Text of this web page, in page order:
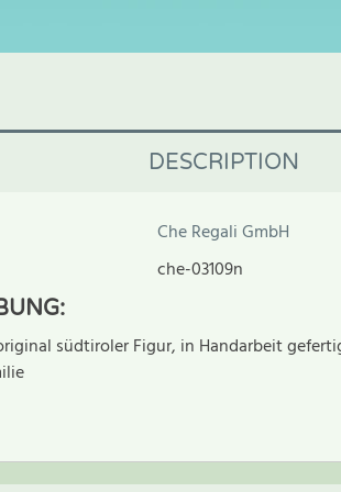
DESCRIPTION
Che Regali GmbH
che-03109n
südtiroler Figur, in Handarbeit